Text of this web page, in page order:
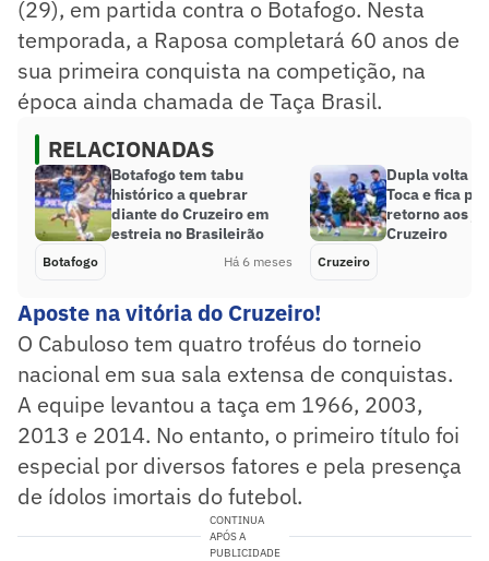
(29), em partida contra o Botafogo. Nesta
temporada, a Raposa completará 60 anos de
sua primeira conquista na competição, na
época ainda chamada de Taça Brasil.
RELACIONADAS
Botafogo tem tabu
histórico a quebrar
diante do Cruzeiro em
estreia no Brasileirão
Botafogo Há 6 meses
Dupla volta a
Toca e fica
retorno aos
Cruzeiro
Cruzeiro
Aposte na vitória do Cruzeiro!
O Cabuloso tem quatro troféus do torneio
nacional em sua sala extensa de conquistas.
A equipe levantou a taça em 1966, 2003,
2013 e 2014. No entanto, o primeiro título foi
especial por diversos fatores e pela presença
de ídolos imortais do futebol.
CONTINUA
APÓS A
PUBLICIDADE